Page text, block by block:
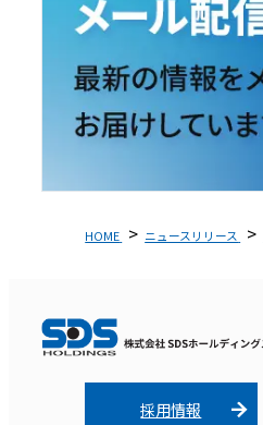
HOME ニュースリリース
採用情報